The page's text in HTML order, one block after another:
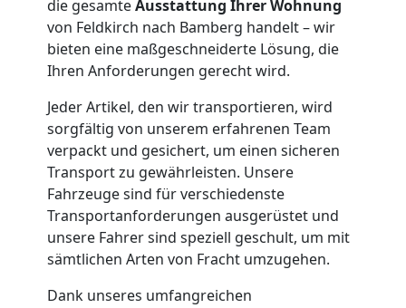
die gesamteAusstattung Ihrer Wohnung
von Feldkirch nach Bamberg handelt – wir
bieten eine maßgeschneiderte Lösung, die
Ihren Anforderungen gerecht wird.
Jeder Artikel, den wir transportieren, wird
sorgfältig von unserem erfahrenen Team
verpackt und gesichert, um einen sicheren
Transport zu gewährleisten. Unsere
Fahrzeuge sind für verschiedenste
Transportanforderungen ausgerüstet und
unsere Fahrer sind speziell geschult, um mit
sämtlichen Arten von Fracht umzugehen.
Dank unseres umfangreichen
Möbelmontage
Feldkirch
Möbeltransport
Feldkirch
Beiladung